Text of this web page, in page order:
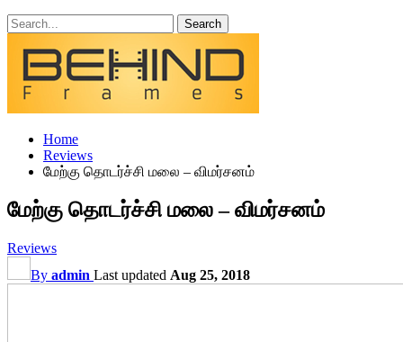
Home
Reviews
மேற்கு தொடர்ச்சி மலை – விமர்சனம்
மேற்கு தொடர்ச்சி மலை – விமர்சனம்
Reviews
By admin Last updated Aug 25, 2018